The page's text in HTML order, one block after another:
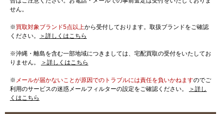
せん。
※買取対象ブランド5点以上から受付しております。取扱ブランドをご確認
ください。
＞詳しくはこちら
※沖縄・離島を含む一部地域につきましては、宅配買取の受付をいたしてお
りません。
＞詳しくはこちら
※ メールが届かないことが原因でのトラブルには責任を負いかねますのでご
利用のサービスの迷惑メールフィルターの設定をご確認ください。
＞詳し
くはこちら